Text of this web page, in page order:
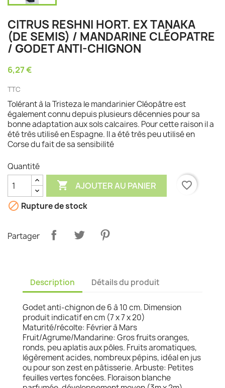
CITRUS RESHNI HORT. EX TANAKA
(DE SEMIS) / MANDARINE CLÉOPATRE
/ GODET ANTI-CHIGNON
6,27 €
TTC
Tolérant à la Tristeza le mandarinier Cléopâtre est
également connu depuis plusieurs décennies pour sa
bonne adaptation aux sols calcaires. Pour cette raison il a
été très utilisé en Espagne. Il a été très peu utilisé en
Corse du fait de sa sensibilité
Quantité
 AJOUTER AU PANIER
favorite_border
 Rupture de stock
Partager
Description Détails du produit
Godet anti-chignon de 6 à 10 cm. Dimension
produit indicatif en cm (7 x 7 x 20)
Maturité/récolte: Février à Mars
Fruit/Agrume/Mandarine: Gros fruits oranges,
ronds, peu aplatis aux pôles. Fruits aromatiques,
légèrement acides, nombreux pépins, idéal en jus
ou pour son zest en pâtisserie. Arbuste: Petites
feuilles vertes foncées. Floraison blanche